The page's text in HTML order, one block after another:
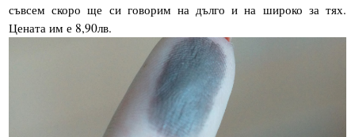
съвсем скоро ще си говорим на дълго и на широко за тях.
Цената им е 8,90лв.